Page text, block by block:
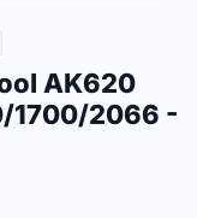
AK620
1700/2066 -